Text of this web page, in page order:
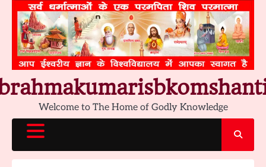
content
Welcome to The Home of Godly Knowledge